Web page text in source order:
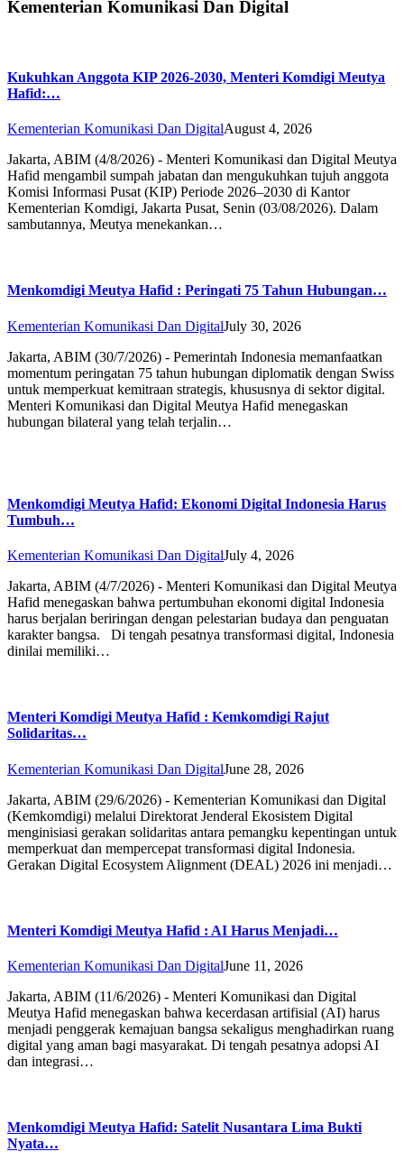
Kementerian Komunikasi Dan Digital
Kukuhkan Anggota KIP 2026-2030, Menteri Komdigi Meutya
Hafid:…
Kementerian Komunikasi Dan DigitalAugust 4, 2026
Jakarta, ABIM (4/8/2026) - Menteri Komunikasi dan Digital Meutya
Hafid mengambil sumpah jabatan dan mengukuhkan tujuh anggota
Komisi Informasi Pusat (KIP) Periode 2026–2030 di Kantor
Kementerian Komdigi, Jakarta Pusat, Senin (03/08/2026). Dalam
sambutannya, Meutya menekankan…
Menkomdigi Meutya Hafid : Peringati 75 Tahun Hubungan…
Kementerian Komunikasi Dan DigitalJuly 30, 2026
Jakarta, ABIM (30/7/2026) - Pemerintah Indonesia memanfaatkan
momentum peringatan 75 tahun hubungan diplomatik dengan Swiss
untuk memperkuat kemitraan strategis, khususnya di sektor digital.
Menteri Komunikasi dan Digital Meutya Hafid menegaskan
hubungan bilateral yang telah terjalin…
Menkomdigi Meutya Hafid: Ekonomi Digital Indonesia Harus
Tumbuh…
Kementerian Komunikasi Dan DigitalJuly 4, 2026
Jakarta, ABIM (4/7/2026) - Menteri Komunikasi dan Digital Meutya
Hafid menegaskan bahwa pertumbuhan ekonomi digital Indonesia
harus berjalan beriringan dengan pelestarian budaya dan penguatan
karakter bangsa. Di tengah pesatnya transformasi digital, Indonesia
dinilai memiliki…
Menteri Komdigi Meutya Hafid : Kemkomdigi Rajut
Solidaritas…
Kementerian Komunikasi Dan DigitalJune 28, 2026
Jakarta, ABIM (29/6/2026) - Kementerian Komunikasi dan Digital
(Kemkomdigi) melalui Direktorat Jenderal Ekosistem Digital
menginisiasi gerakan solidaritas antara pemangku kepentingan untuk
memperkuat dan mempercepat transformasi digital Indonesia.
Gerakan Digital Ecosystem Alignment (DEAL) 2026 ini menjadi…
Menteri Komdigi Meutya Hafid : AI Harus Menjadi…
Kementerian Komunikasi Dan DigitalJune 11, 2026
Jakarta, ABIM (11/6/2026) - Menteri Komunikasi dan Digital
Meutya Hafid menegaskan bahwa kecerdasan artifisial (AI) harus
menjadi penggerak kemajuan bangsa sekaligus menghadirkan ruang
digital yang aman bagi masyarakat. Di tengah pesatnya adopsi AI
dan integrasi…
Menkomdigi Meutya Hafid: Satelit Nusantara Lima Bukti
Nyata…